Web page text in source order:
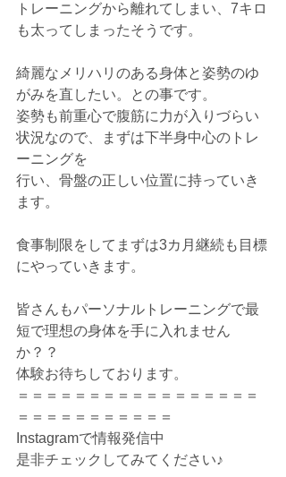
トレーニングから離れてしまい、7キロ
も太ってしまったそうです。
綺麗なメリハリのある身体と姿勢のゆ
がみを直したい。との事です。
姿勢も前重心で腹筋に力が入りづらい
状況なので、まずは下半身中心のトレ
ーニングを
行い、骨盤の正しい位置に持っていき
ます。
食事制限をしてまずは3カ月継続も目標
にやっていきます。
皆さんもパーソナルトレーニングで最
短で理想の身体を手に入れません
か？？
体験お待ちしております。
＝＝＝＝＝＝＝＝＝＝＝＝＝＝＝＝＝
＝＝＝＝＝＝＝＝＝＝＝
Instagramで情報発信中
是非チェックしてみてください♪